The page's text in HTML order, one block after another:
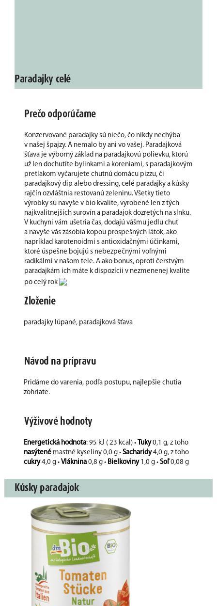
Paradajky celé
Prečo odporúčame
Konzervované paradajky sú niečo, čo nikdy nechýba
v našej špajzy. A nemalo by ani vo vašej. Paradajková
šťava je výborný základ na paradajkovú polievku, ktorú
už len dochutíte bylinkami a koreniami, s paradajkovým
pretlakom vyčarujete chutnú domácu pizzu, či
paradajkový dip alebo dressing, celé paradajky a kúsky
rajčín ozvláštnia restovanú zeleninu. Všetky tieto
výrobky sú navyše v bio kvalite, vyrobené len z tých
najkvalitnejších surovín a paradajok dozretých na slnku.
V kuchyni vám ušetria čas, dodajú vášmu jedlu chuť
a navyše vás zásobia kopou prospešných látok, ako
napríklad karotenoidmi s antioxidačnými účinkami,
ktoré úspešne bojujú s nebezpečnými voľnými
radikálmi v našom tele. A ako bonus, oproti čerstvým
paradajkám ich máte k dispozícii v nezmenenej kvalite
po celý rok
Zloženie
paradajky lúpané, paradajková šťava
Návod na prípravu
Pridáme do varenia, podľa postupu, najlepšie chutia
zohriate.
Výživové hodnoty
Energetická hodnota: 95 kJ ( 23 kcal) • Tuky0,1 g, z toho
nasýtené mastné kyseliny 0,0 g • Sacharidy4,0 g, z toho
cukry4,0 g • Vláknina 0,8 g • Bielkoviny1,0 g • Soľ0,08 g
Kúsky paradajok